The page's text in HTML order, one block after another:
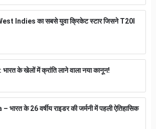
Indies का सबसे युवा क्रिकेट स्टार जिसने T20I
के खेलों में क्रांति लाने वाला नया कानून!
के 26 वर्षीय राइडर की जर्मनी में पहली ऐतिहासिक